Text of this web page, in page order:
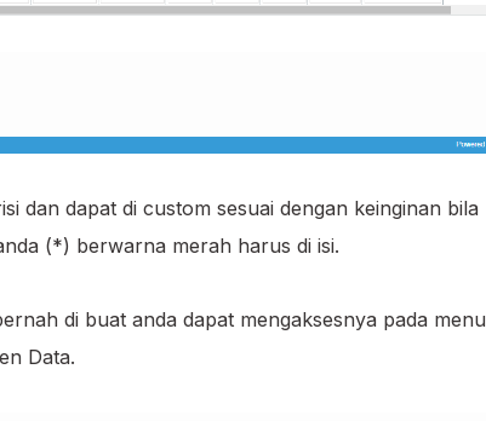
dan dapat di custom sesuai dengan keinginan bila
(*) berwarna merah harus di isi.
di buat anda dapat mengaksesnya pada menu
Data.